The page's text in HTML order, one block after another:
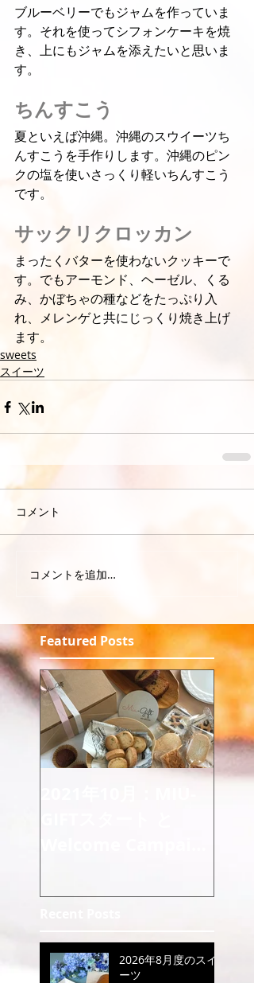
ブルーベリーでもジャムを作っていま
す。それを使ってシフォンケーキを焼
き、上にもジャムを添えたいと思いま
す。
ちんすこう
夏といえば沖縄。沖縄のスウイーツち
んすこうを手作りします。沖縄のピン
クの塩を使いさっくり軽いちんすこう
です。
サックリクロッカン
まったくバターを使わないクッキーで
す。でもアーモンド、ヘーゼル、くる
み、かぼちゃの種などをたっぷり入
れ、メレンゲと共にじっくり焼き上げ
ます。
sweets
スイーツ
コメント
コメントを追加…
Featured Posts
2026年8月度のスイ
ーツ